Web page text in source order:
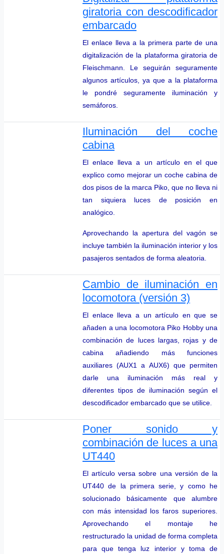
giratoria con descodificador
embarcado
El enlace lleva a la primera parte de una
digitalización de la plataforma giratoria de
Fleischmann. Le seguirán seguramente
algunos artículos, ya que a la plataforma
le pondré seguramente iluminación y
semáforos.
Iluminación del coche
cabina
El enlace lleva a un artículo en el que
explico como mejorar un coche cabina de
dos pisos de la marca Piko, que no lleva ni
tan siquiera luces de posición en
analógico.
Aprovechando la apertura del vagón se
incluye también la iluminación interior y los
pasajeros sentados de forma aleatoria.
Cambio de iluminación en
locomotora (versión 3)
El enlace lleva a un artículo en que se
añaden a una locomotora Piko Hobby una
combinación de luces largas, rojas y de
cabina añadiendo más funciones
auxiliares (AUX1 a AUX6) que permiten
darle una iluminación más real y
diferentes tipos de iluminación según el
descodificador embarcado que se utilice.
Poner sonido y
combinación de luces a una
UT440
El artículo versa sobre una versión de la
UT440 de la primera serie, y como he
solucionado básicamente que alumbre
con más intensidad los faros superiores.
Aprovechando el montaje he
restructurado la unidad de forma completa
para que tenga luz interior y toma de